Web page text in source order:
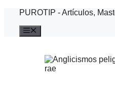
Saltar
contenido
PUROTIP - Artículos,